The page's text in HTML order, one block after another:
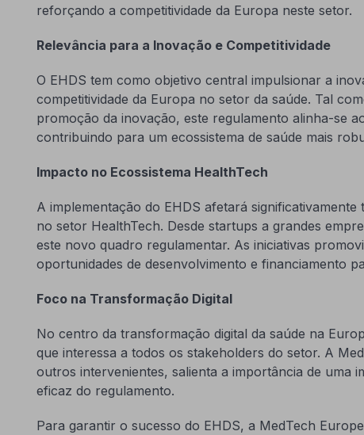
reforçando a competitividade da Europa neste setor.
Relevância para a Inovação e Competitividade
O EHDS tem como objetivo central impulsionar a
competitividade da Europa no setor da saúde. Tal
promoção da inovação, este regulamento alinha-se
contribuindo para um ecossistema de saúde mais
Impacto no Ecossistema HealthTech
A implementação do EHDS afetará
no setor HealthTech. Desde startups a grandes
este novo quadro regulamentar. As iniciativas
oportunidades de desenvolvimento e financiamento
Foco na Transformação Digital
No centro da transformação digital da saúde na
que interessa a todos os stakeholders do setor. A
outros intervenientes, salienta a importância de uma
eficaz do regulamento.
Para garantir o sucesso do EHDS, a MedTech